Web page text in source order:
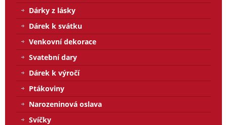
Dárky z lásky
Dárek k svátku
Venkovní dekorace
Svatební dary
Dárek k výročí
Ptákoviny
Narozeninová oslava
Svíčky